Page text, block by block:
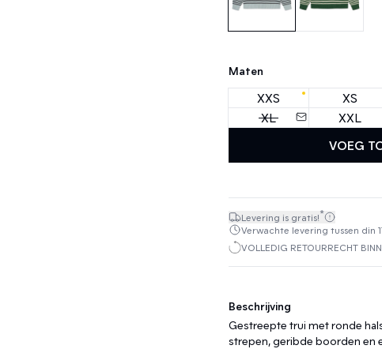
Maten
XXS XS
XL
XXL
VOEG
Levering is gratis!*
Verwachte levering tussen din
VOLLEDIG RETOURRECHT
Beschrijving
Gestreepte trui met ronde
strepen, geribde boorden en